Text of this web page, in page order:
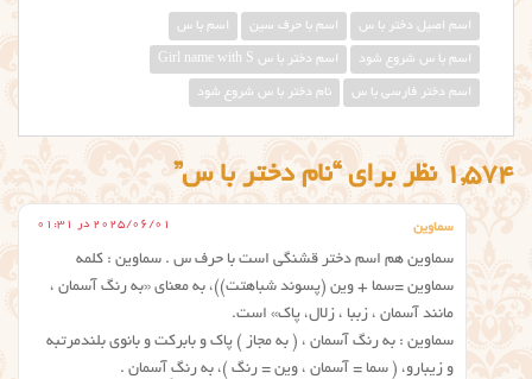
اسم اصیل دختر با س اسم با حرف سین اسم با س
اسم با س شروع شود اسم دختر با س Girl name with S
اسم دختر فارسی با س نام دختر با س شروع شود
1,574 نظر برای “نام دختر با س”
سماوین 2025/06/01 در 01:31
سماوین هم اسم دختر قشنگی است با حرف س . سماوین : کلمه
سماوین =سما + وين (پسوند شباهتت))، به معنای «به رنگ آسمان ،
مانند آسمان ، زببا ، زلال، پاک» است.
سماوین : به رنگ آسمان ، ( به مجاز ) پاک و بابرکت و بانوی بلندمرتبه
و زیبارو، ( سما = آسمان ، وین = رنگ )، به رنگِ آسمان .